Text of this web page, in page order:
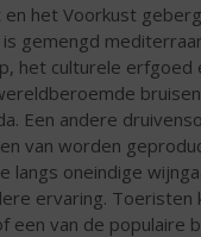
het Voorkust
gemengd
het culturele erfgoed
Een andere
van worden
langs oneindige
ervaring. Toeristen
een van de populaire